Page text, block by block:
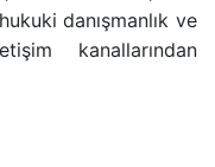
TÜRK
DAVASI
danışmanlık ve
kanallarından